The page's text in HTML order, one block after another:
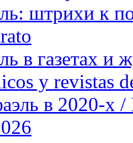
штрихи к
в газетах и
y revistas
в 2020-х /